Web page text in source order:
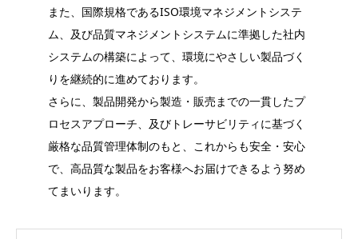
また、国際規格であるISO環境マネジメントシステ
ム、及び品質マネジメントシステムに準拠した社内
システムの構築によって、環境にやさしい製品づく
りを継続的に進めております。
さらに、製品開発から製造・販売までの一貫したプ
ロセスアプローチ、及びトレーサビリティに基づく
厳格な品質管理体制のもと、これからも安全・安心
で、高品質な製品をお客様へお届けできるよう努め
てまいります。